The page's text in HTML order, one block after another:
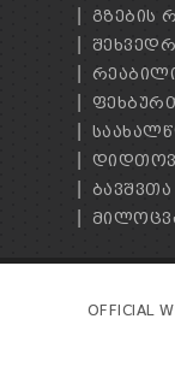
ᲒᲖᲔᲑᲘᲡ
OFFICIAL